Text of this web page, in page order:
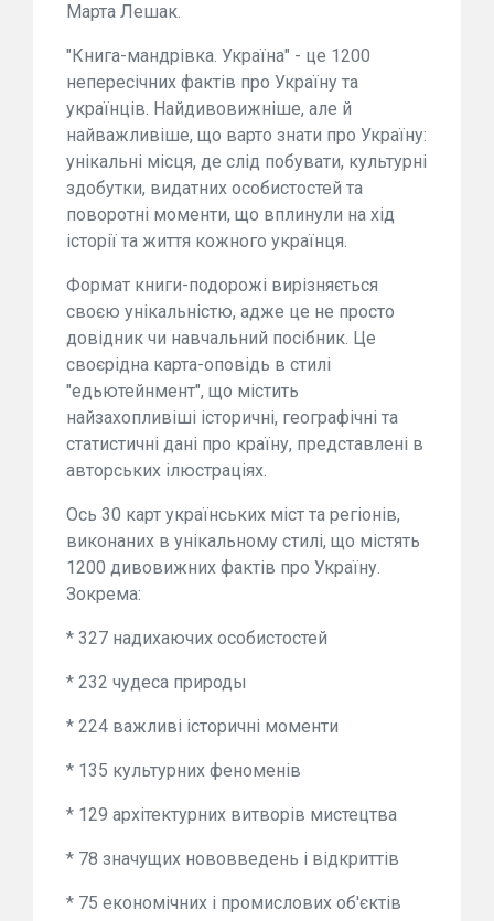
Марта Лешак.
"Книга-мандрівка. Україна" - це 1200
непересічних фактів про Україну та
українців. Найдивовижніше, але й
найважливіше, що варто знати про Україну:
унікальні місця, де слід побувати, культурні
здобутки, видатних особистостей та
поворотні моменти, що вплинули на хід
історії та життя кожного українця.
Формат книги-подорожі вирізняється
своєю унікальністю, адже це не просто
довідник чи навчальний посібник. Це
своєрідна карта-оповідь в стилі
"едьютейнмент", що містить
найзахопливіші історичні, географічні та
статистичні дані про країну, представлені в
авторських ілюстраціях.
Ось 30 карт українських міст та регіонів,
виконаних в унікальному стилі, що містять
1200 дивовижних фактів про Україну.
Зокрема:
* 327 надихаючих особистостей
* 232 чудеса природы
* 224 важливі історичні моменти
* 135 культурних феноменів
* 129 архітектурних витворів мистецтва
* 78 значущих нововведень і відкриттів
* 75 економічних і промислових об'єктів